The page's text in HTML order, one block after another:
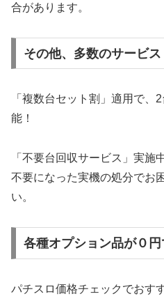
合があります。
その他、多数のサービス
「複数台セット割」適用で、
能！
「不要台回収サービス」実施
不要になった実機の処分でお
い。
各種オプション品が０円
パチスロ価格チェックでおす